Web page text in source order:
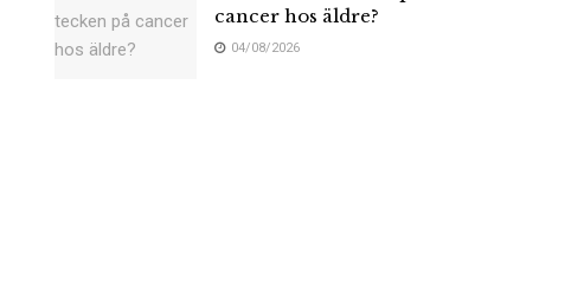
cancer hos äldre?
04/08/2026